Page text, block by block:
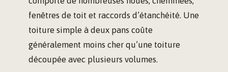
fenêtres de toit et raccords d’étanchéité. Une
toiture simple à deux pans coûte
généralement moins cher qu’une toiture
découpée avec plusieurs volumes.